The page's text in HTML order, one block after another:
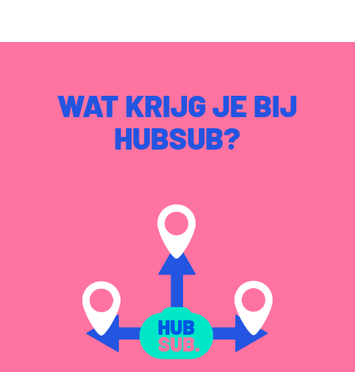
WAT KRIJG JE BIJ
HUBSUB?